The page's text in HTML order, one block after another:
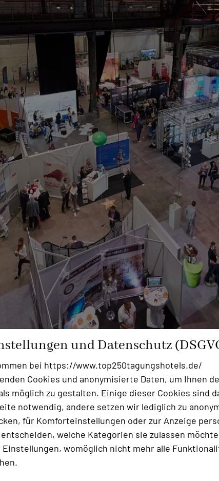
und Datenschutz
bei https://www.top250tagungshotels.de/
Cookies und anonymisierte Daten, um Ihnen
möglich zu gestalten. Einige dieser Cookies sind
notwendig, andere setzen wir lediglich zu
für Komforteinstellungen oder zur Anzeige
welche Kategorien sie zulassen
Einstellungen, womöglich nicht mehr alle
MOTORWORLD in München-Freimann. Der
über München hinaus bekannte Kulisse für
das Kesselhaus und der neue Kohlebunker,
zudem ein einzigartiger Treffpunkt für
mit neuem Kongresssaal, neuen Tagungsräumen,
die Gelegenheit, sich als einer der ersten